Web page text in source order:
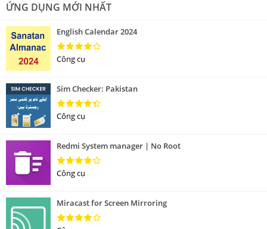
ỨNG DỤNG MỚI NHẤT
English Calendar 2024
Công cụ
Sim Checker: Pakistan
Công cụ
Redmi System manager | No Root
Công cụ
Miracast for Screen Mirroring